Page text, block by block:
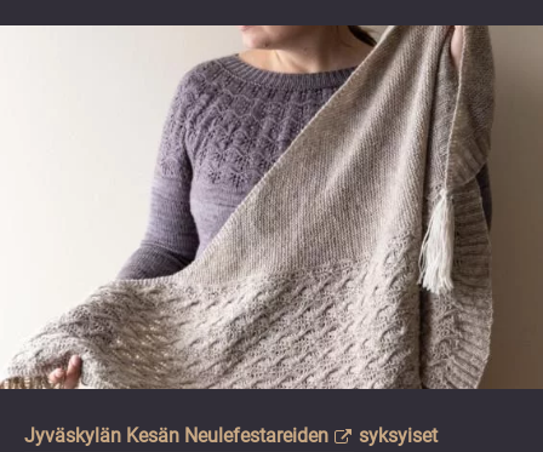
Jyväskylän Kesän Neulefestareiden
syksyiset